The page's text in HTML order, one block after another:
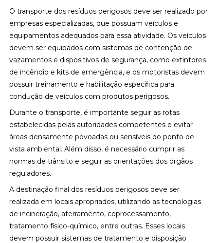
O transporte dos resíduos perigosos deve ser realizado por
empresas especializadas, que possuam veículos e
equipamentos adequados para essa atividade. Os veículos
devem ser equipados com sistemas de contenção de
vazamentos e dispositivos de segurança, como extintores
de incêndio e kits de emergência, e os motoristas devem
possuir treinamento e habilitação específica para
condução de veículos com produtos perigosos.
Durante o transporte, é importante seguir as rotas
estabelecidas pelas autoridades competentes e evitar
áreas densamente povoadas ou sensíveis do ponto de
vista ambiental. Além disso, é necessário cumprir as
normas de trânsito e seguir as orientações dos órgãos
reguladores.
A destinação final dos resíduos perigosos deve ser
realizada em locais apropriados, utilizando as tecnologias
de incineração, aterramento, coprocessamento,
tratamento físico-químico, entre outras. Esses locais
devem possuir sistemas de tratamento e disposição